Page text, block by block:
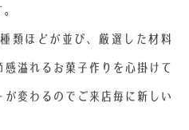
類ほどが並び、厳選した材料
溢れるお菓子作りを心掛けて
変わるのでご来店毎に新しい